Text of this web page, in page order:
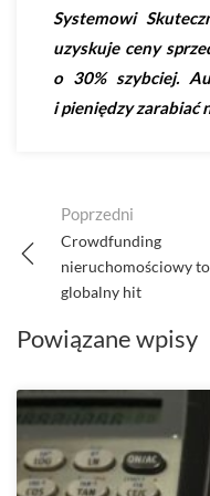
Systemowi
uzyskuje ceny
o 30% szybciej.
i pieniędzy zarabiać
navigation
Poprzedni
Crowdfunding
nieruchomościowy to
globalny hit
Powiązane wpisy